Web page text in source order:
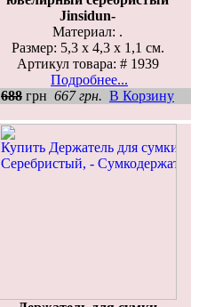
Jinsidun-
Материал: .
Размер: 5,3 x 4,3 x 1,1 см.
Артикул товара: # 1939
Подробнее...
688 грн 667 грн. В Корзину